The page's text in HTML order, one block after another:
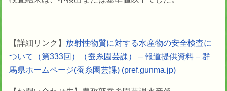
【詳細リンク】 放射性物質に対する水産物の安全検査に
ついて（第333回）（蚕糸園芸課） – 報道提供資料 – 群
馬県ホームページ(蚕糸園芸課) (pref.gunma.jp)